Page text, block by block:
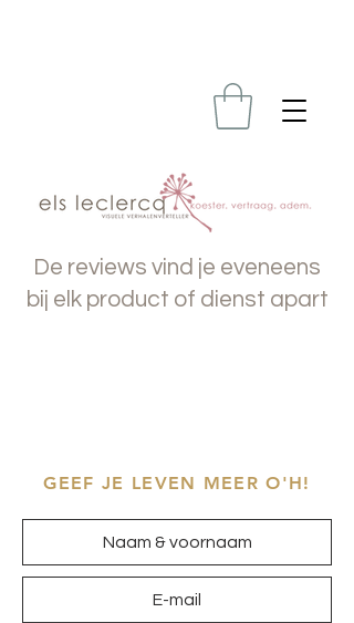
De reviews vind je eveneens
bij elk product of dienst apart
GEEF JE LEVEN MEER O'H!